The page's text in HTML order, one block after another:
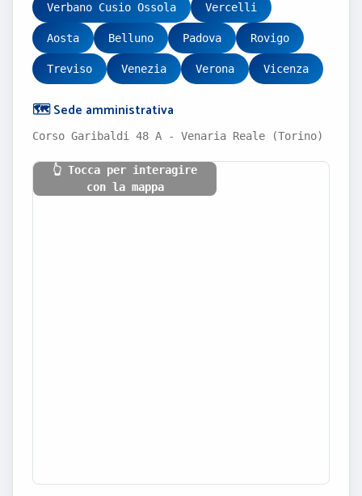
Verbano Cusio Ossola Vercelli
Aosta Belluno Padova Rovigo
Treviso Venezia Verona Vicenza
🗺️ Sede amministrativa
Corso Garibaldi 48 A - Venaria Reale (Torino)
👆 Tocca per interagire
con la mappa